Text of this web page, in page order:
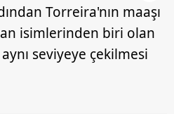
Torreira'nın maaşı
isimlerinden biri olan
seviyeye çekilmesi